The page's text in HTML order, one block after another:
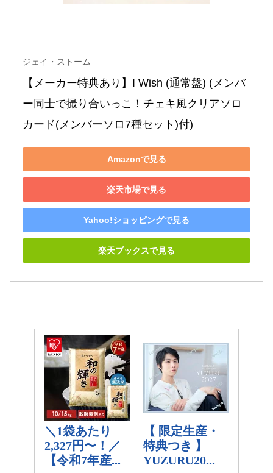
ジェイ・ストーム
【メーカー特典あり】I Wish (通常盤) (メンバ
ー同士で撮り合いっこ！チェキ風クリアソロ
カード(メンバーソロ7種セット)付)
Amazonで見る
楽天市場で見る
Yahoo!ショッピングで見る
楽天ブックスで見る